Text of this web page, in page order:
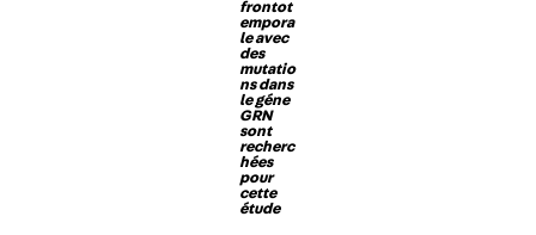
frontot
empora
le avec
des
mutatio
ns dans
le géne
GRN
sont
recherc
hées
pour
cette
étude